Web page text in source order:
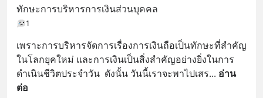
ทักษะการบริหารการเงินส่วนบุคคล
1
เพราะการบริหารจัดการเรื่องการเงินถือเป็นทักษะที่สำคัญ
ในโลกยุคใหม่ และการเงินเป็นสิ่งสำคัญอย่างยิ่งในการ
ดำเนินชีวิตประจำวัน  ดังนั้น วันนี้เราจะพาไปเสร... อ่าน
ต่อ